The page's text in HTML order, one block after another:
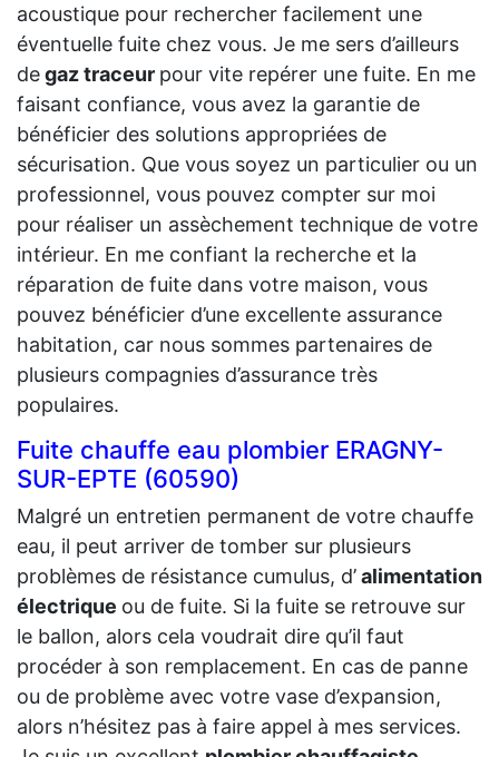
acoustique pour rechercher facilement une
éventuelle fuite chez vous. Je me sers d’ailleurs
degaz traceur pour vite repérer une fuite. En me
faisant confiance, vous avez la garantie de
bénéficier des solutions appropriées de
sécurisation. Que vous soyez un particulier ou un
professionnel, vous pouvez compter sur moi
pour réaliser un assèchement technique de votre
intérieur. En me confiant la recherche et la
réparation de fuite dans votre maison, vous
pouvez bénéficier d’une excellente assurance
habitation, car nous sommes partenaires de
plusieurs compagnies d’assurance très
populaires.
Fuite chauffe eau plombier ERAGNY-
SUR-EPTE (60590)
Malgré un entretien permanent de votre chauffe
eau, il peut arriver de tomber sur plusieurs
problèmes de résistance cumulus, d’alimentation
électrique ou de fuite. Si la fuite se retrouve sur
le ballon, alors cela voudrait dire qu’il faut
procéder à son remplacement. En cas de panne
ou de problème avec votre vase d’expansion,
alors n’hésitez pas à faire appel à mes services.